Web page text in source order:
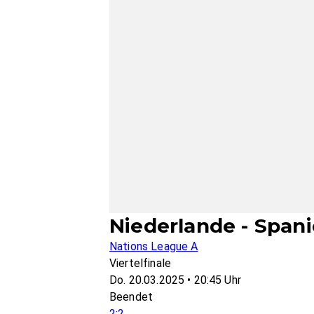
Niederlande -
Nations League A
Viertelfinale
Do. 20.03.2025 • 20:45 Uhr
Beendet